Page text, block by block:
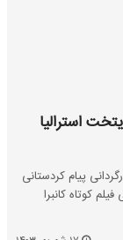
استرالیا
پیام کردستانی
کوتاه کانبرا